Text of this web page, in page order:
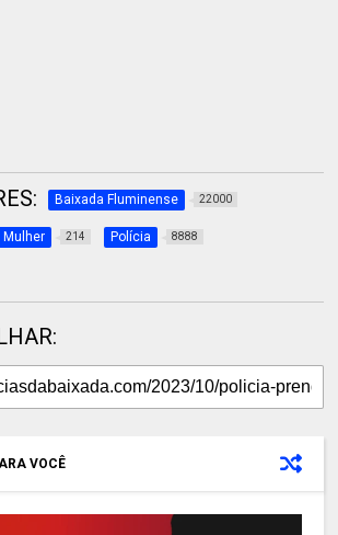
Baixada Fluminense 22000
Mulher 214 Polícia 8888
VOCÊ